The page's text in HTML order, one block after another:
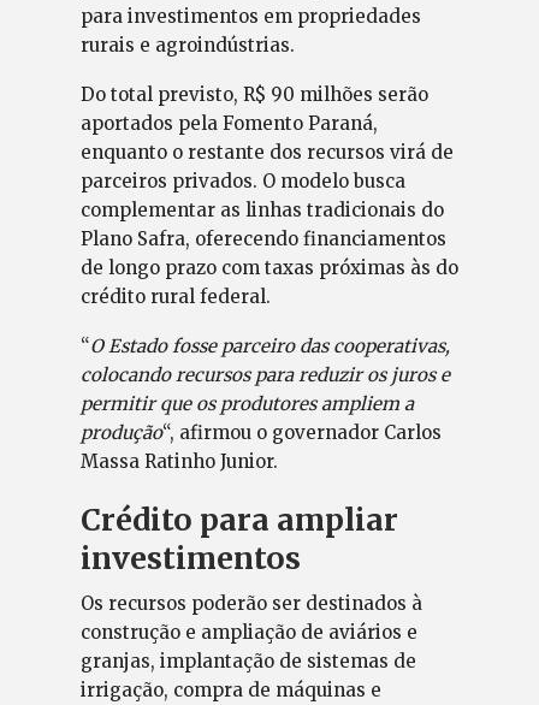
para investimentos em propriedades
rurais e agroindústrias.
Do total previsto, R$ 90 milhões serão
aportados pela Fomento Paraná,
enquanto o restante dos recursos virá de
parceiros privados. O modelo busca
complementar as linhas tradicionais do
Plano Safra, oferecendo financiamentos
de longo prazo com taxas próximas às do
crédito rural federal.
“O Estado fosse parceiro das cooperativas,
colocando recursos para reduzir os juros e
permitir que os produtores ampliem a
produção“, afirmou o governador Carlos
Massa Ratinho Junior.
Crédito para ampliar
investimentos
Os recursos poderão ser destinados à
construção e ampliação de aviários e
granjas, implantação de sistemas de
irrigação, compra de máquinas e